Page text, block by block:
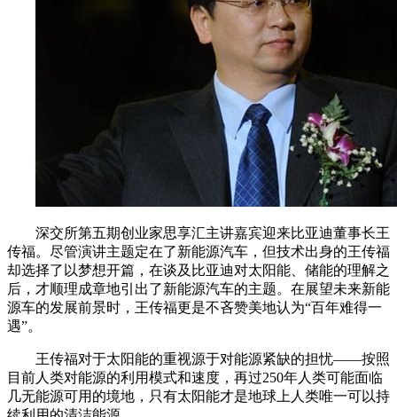
深交所第五期创业家思享汇主讲嘉宾迎来比亚迪董事长王
传福。尽管演讲主题定在了新能源汽车，但技术出身的王传福
却选择了以梦想开篇，在谈及比亚迪对太阳能、储能的理解之
后，才顺理成章地引出了新能源汽车的主题。在展望未来新能
源车的发展前景时，王传福更是不吝赞美地认为“百年难得一
遇”。
王传福对于太阳能的重视源于对能源紧缺的担忧——按照
目前人类对能源的利用模式和速度，再过250年人类可能面临
几无能源可用的境地，只有太阳能才是地球上人类唯一可以持